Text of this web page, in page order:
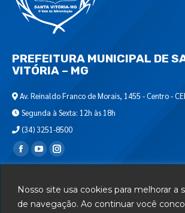
Nosso site usa cookies para melhorar a
de navegação. Ao continuar você
PREFEITURA MUNICIPAL DE
VITÓRIA – MG
Av. Reinaldo Franco de Morais, 1455 - Centro -
Segunda à Sexta: 12h às 18h
(34) 3251-8500
Encontre-nos em:
Departamento de T.I.